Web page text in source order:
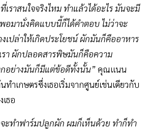
เราสนใจจริงไหม ทำแล้วได้อะไร มันจะมี
พอมานั่งคิดแบบนี้ก็ได้คำตอบ ไม่ว่าจะ
เปล่าให้เกิดประโยชน์ ผักมันก็คืออาหาร
า ผักปลอดสารพิษมันก็คือความ
อย่างมันก็มีแต่ข้อดีทั้งนั้น”คุณแนน
ำเกษตรซึ่งเธอเริ่มจากศูนย์เช่นเดียวกับ
ธอ
ทำฟาร์มปลูกผัก ผมก็เห็นด้วย ทำก็ทำ